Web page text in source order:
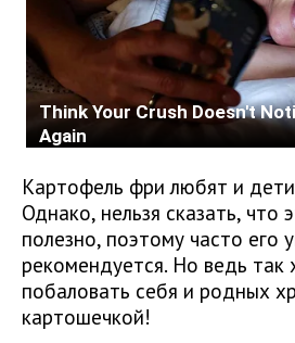
Картофель фри любят и
Однако, нельзя сказать, что
полезно, поэтому часто его
рекомендуется. Но ведь так
побаловать себя и родных
картошечкой!